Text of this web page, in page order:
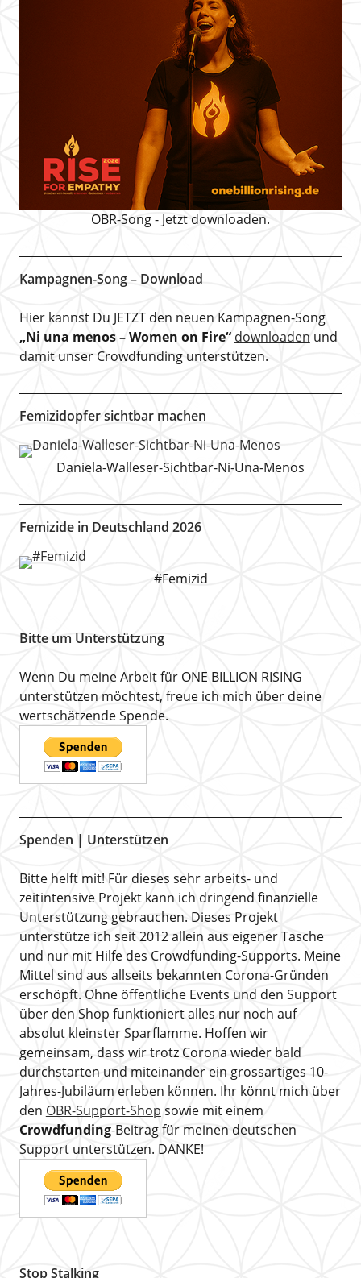
OBR-Song - Jetzt downloaden.
Kampagnen-Song – Download
Hier kannst Du JETZT den neuen Kampagnen-Song
„Ni una menos – Women on Fire“ downloaden und
damit unser Crowdfunding unterstützen.
Femizidopfer sichtbar machen
Daniela-Walleser-Sichtbar-Ni-Una-Menos
Femizide in Deutschland 2026
#Femizid
Bitte um Unterstützung
Wenn Du meine Arbeit für ONE BILLION RISING
unterstützen möchtest, freue ich mich über deine
wertschätzende Spende.
Spenden | Unterstützen
Bitte helft mit! Für dieses sehr arbeits- und
zeitintensive Projekt kann ich dringend finanzielle
Unterstützung gebrauchen. Dieses Projekt
unterstütze ich seit 2012 allein aus eigener Tasche
und nur mit Hilfe des Crowdfunding-Supports. Meine
Mittel sind aus allseits bekannten Corona-Gründen
erschöpft. Ohne öffentliche Events und den Support
über den Shop funktioniert alles nur noch auf
absolut kleinster Sparflamme. Hoffen wir
gemeinsam, dass wir trotz Corona wieder bald
durchstarten und miteinander ein grossartiges 10-
Jahres-Jubiläum erleben können. Ihr könnt mich über
den OBR-Support-Shop sowie mit einem
Crowdfunding-Beitrag für meinen deutschen
Support unterstützen. DANKE!
Stop Stalking